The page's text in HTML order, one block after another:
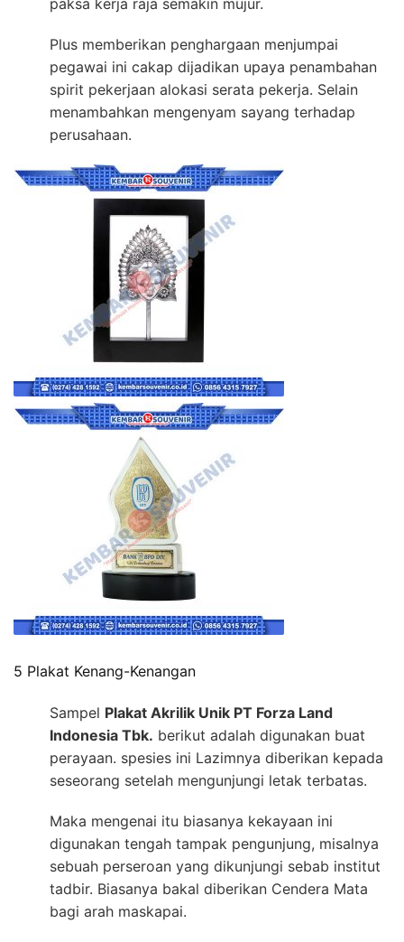
Plus memberikan penghargaan menjumpai
pegawai ini cakap dijadikan upaya penambahan
spirit pekerjaan alokasi serata pekerja. Selain
menambahkan mengenyam sayang terhadap
perusahaan.
5 Plakat Kenang-Kenangan
Sampel Plakat Akrilik Unik PT Forza Land
Indonesia Tbk. berikut adalah digunakan buat
perayaan. spesies ini Lazimnya diberikan kepada
seseorang setelah mengunjungi letak terbatas.
Maka mengenai itu biasanya kekayaan ini
digunakan tengah tampak pengunjung, misalnya
sebuah perseroan yang dikunjungi sebab institut
tadbir. Biasanya bakal diberikan Cendera Mata
bagi arah maskapai.